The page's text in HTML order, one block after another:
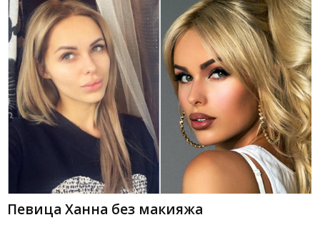
Певица Ханна без макияжа